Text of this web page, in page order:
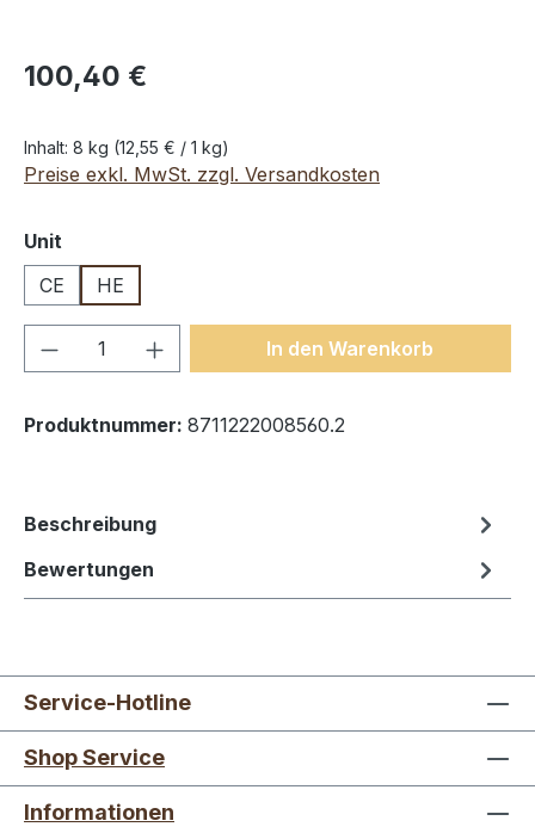
100,40 €
Inhalt: 8 kg (12,55 € / 1 kg)
Preise exkl. MwSt. zzgl. Versandkosten
Unit
CE
HE
Produkt Anzahl: Gib denIn den Warenkorb
Produktnummer: 8711222008560.2
Beschreibung
Bewertungen
Service-Hotline
Shop Service
Informationen